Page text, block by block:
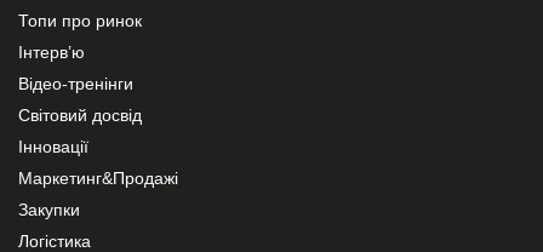
Топи про ринок
Інтерв’ю
Відео-тренінги
Світовий досвід
Інновації
Маркетинг&Продажі
Закупки
Логістика